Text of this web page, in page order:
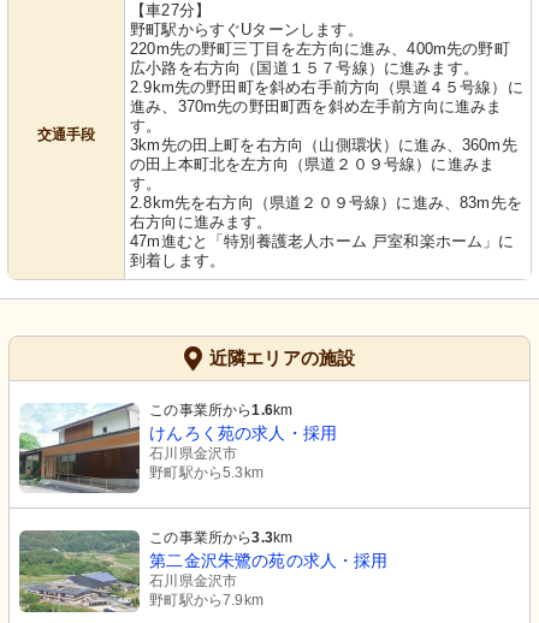
交通手段
【車27分】
野町駅からすぐUターンします。
220m先の野町三丁目を左方向に進み、400m先の野町
広小路を右方向（国道１５７号線）に進みます。
2.9km先の野田町を斜め右手前方向（県道４５号線）に
進み、370m先の野田町西を斜め左手前方向に進みま
す。
3km先の田上町を右方向（山側環状）に進み、360m先
の田上本町北を左方向（県道２０９号線）に進みま
す。
2.8km先を右方向（県道２０９号線）に進み、83m先を
右方向に進みます。
47m進むと「特別養護老人ホーム 戸室和楽ホーム」に
到着します。
近隣エリアの施設
この事業所から1.6km
けんろく苑の求人・採用
石川県金沢市
野町駅から5.3km
この事業所から3.3km
第二金沢朱鷺の苑の求人・採用
石川県金沢市
野町駅から7.9km